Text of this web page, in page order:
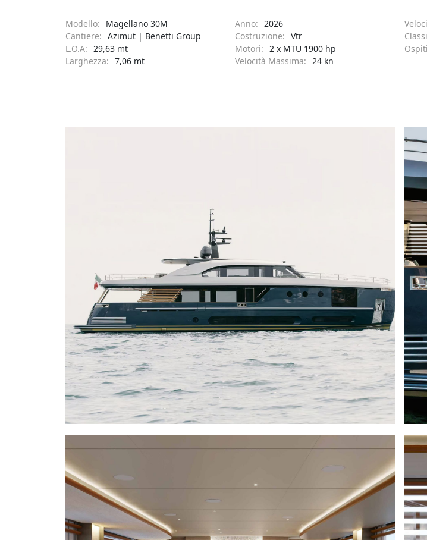
Modello:
Magellano 30M
Cantiere: Azimut | Benetti Group
L.O.A: 29,63 mt
Larghezza: 7,06 mt
Anno: 2026
Costruzione: Vtr
Motori: 2 x MTU 1900 hp
Velocità Massima: 24 kn